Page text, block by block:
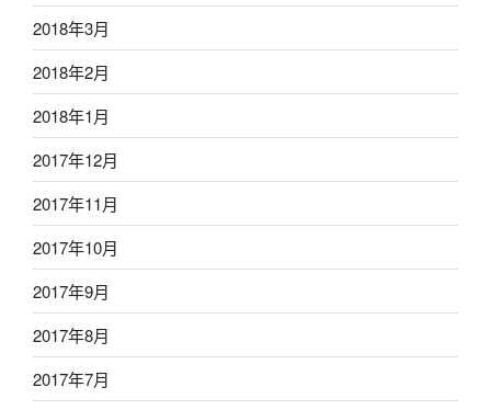
2018年3月
2018年2月
2018年1月
2017年12月
2017年11月
2017年10月
2017年9月
2017年8月
2017年7月